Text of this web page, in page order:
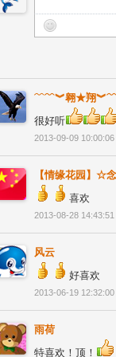
﹋﹌︾翱★翔
很好听
2013-09-09 10:00:06
【情缘花园】☆
喜欢
2013-08-28 14:43:51
风云
好喜欢
2013-06-19 12:32:00
雨荷
特喜欢！顶！